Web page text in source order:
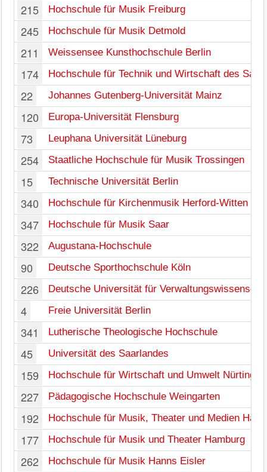
215 Hochschule für Musik Freiburg
245 Hochschule für Musik Detmold
211 Weissensee Kunsthochschule Berlin
174 Hochschule für Technik und Wirtschaft des
22 Johannes Gutenberg-Universität Mainz
120 Europa-Universität Flensburg
73 Leuphana Universität Lüneburg
254 Staatliche Hochschule für Musik Trossingen
15 Technische Universität Berlin
340 Hochschule für Kirchenmusik Herford-Witten
347 Hochschule für Musik Saar
322 Augustana-Hochschule
90 Deutsche Sporthochschule Köln
226 Deutsche Universität für
4 Freie Universität Berlin
341 Lutherische Theologische Hochschule
45 Universität des Saarlandes
159 Hochschule für Wirtschaft und Umwelt
227 Pädagogische Hochschule Weingarten
192 Hochschule für Musik, Theater und Medien
177 Hochschule für Musik und Theater Hamburg
262 Hochschule für Musik Hanns Eisler